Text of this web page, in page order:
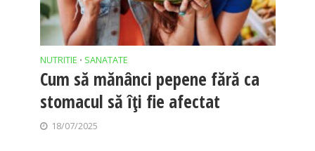
NUTRITIE • SANATATE
Cum să mănânci pepene fără ca
stomacul să îți fie afectat
18/07/2025